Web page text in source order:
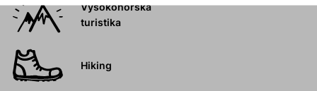
Vysokohorská
turistika
Hiking